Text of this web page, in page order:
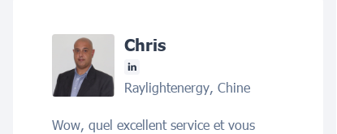
Chris
Raylightenergy, Chine
Wow, quel excellent service et vous